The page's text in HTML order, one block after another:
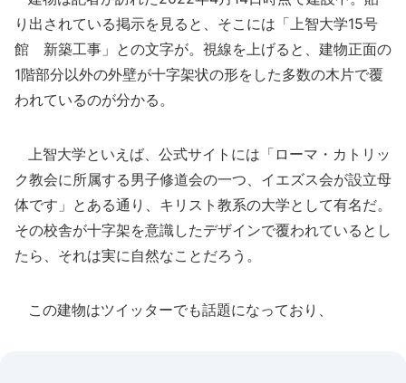
り出されている掲示を見ると、そこには「上智大学15号
館 新築工事」との文字が。視線を上げると、建物正面の
1階部分以外の外壁が十字架状の形をした多数の木片で覆
われているのが分かる。
上智大学といえば、公式サイトには「ローマ・カトリッ
ク教会に所属する男子修道会の一つ、イエズス会が設立母
体です」とある通り、キリスト教系の大学として有名だ。
その校舎が十字架を意識したデザインで覆われているとし
たら、それは実に自然なことだろう。
この建物はツイッターでも話題になっており、